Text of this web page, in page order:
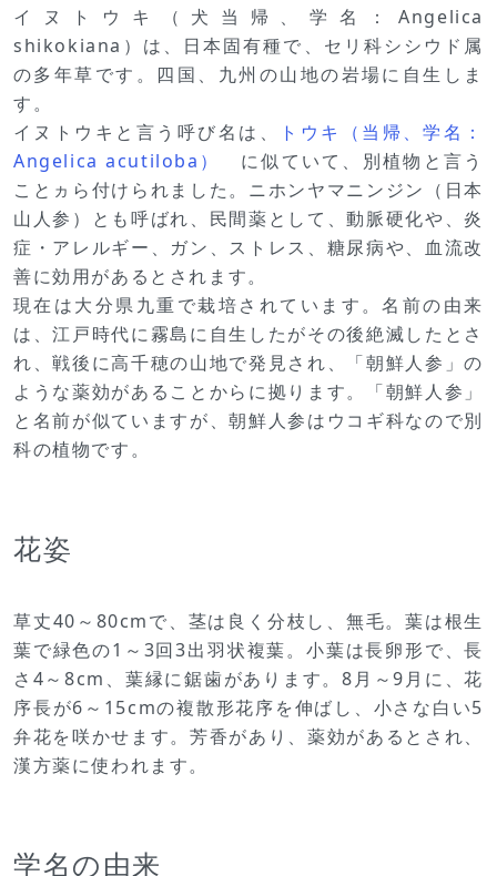
イヌトウキ（犬当帰、学名：Angelica
shikokiana）は、日本固有種で、セリ科シシウド属
の多年草です。四国、九州の山地の岩場に自生しま
す。
イヌトウキと言う呼び名は、
トウキ（当帰、学名：
Angelica acutiloba）
に似ていて、別植物と言う
ことヵら付けられました。ニホンヤマニンジン（日本
山人参）とも呼ばれ、民間薬として、動脈硬化や、炎
症・アレルギー、ガン、ストレス、糖尿病や、血流改
善に効用があるとされます。
現在は大分県九重で栽培されています。名前の由来
は、江戸時代に霧島に自生したがその後絶滅したとさ
れ、戦後に高千穂の山地で発見され、「朝鮮人参」の
ような薬効があることからに拠ります。「朝鮮人参」
と名前が似ていますが、朝鮮人参はウコギ科なので別
科の植物です。
花姿
草丈40～80cmで、茎は良く分枝し、無毛。葉は根生
葉で緑色の1～3回3出羽状複葉。小葉は長卵形で、長
さ4～8cm、葉縁に鋸歯があります。8月～9月に、花
序長が6～15cmの複散形花序を伸ばし、小さな白い5
弁花を咲かせます。芳香があり、薬効があるとされ、
漢方薬に使われます。
学名の由来